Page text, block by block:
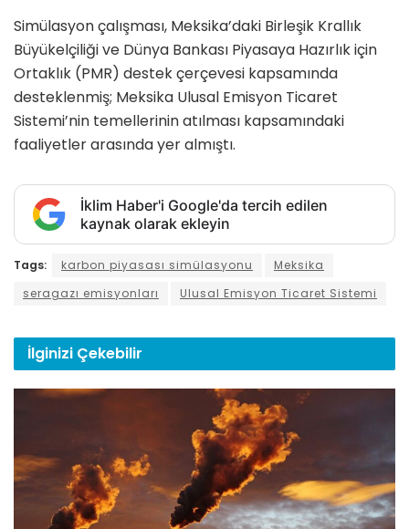
Simülasyon çalışması, Meksika’daki Birleşik Krallık
Büyükelçiliği ve Dünya Bankası Piyasaya Hazırlık için
Ortaklık (PMR) destek çerçevesi kapsamında
desteklenmiş; Meksika Ulusal Emisyon Ticaret
Sistemi’nin temellerinin atılması kapsamındaki
faaliyetler arasında yer almıştı.
İklim Haber'i Google'da tercih edilen
kaynak olarak ekleyin
Tags: karbon piyasası simülasyonu
Meksika
seragazı emisyonları
Ulusal Emisyon Ticaret Sistemi
İlginizi Çekebilir